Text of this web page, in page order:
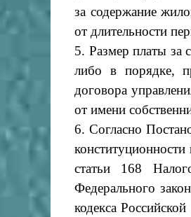
за содержание
от длительности
5. Размер платы за
либо в порядке,
договора
от имени
6. Согласно
статьи 168
Федерального
кодекса